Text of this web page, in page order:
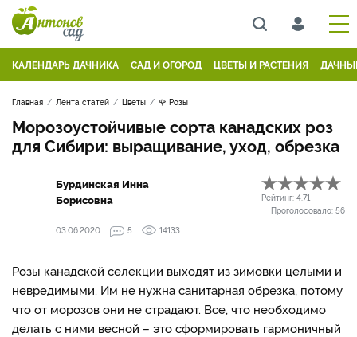
КАЛЕНДАРЬ ДАЧНИКА САД И ОГОРОД ЦВЕТЫ И РАСТЕНИЯ
Главная Лента статей Цветы 🌹 Розы
Морозоустойчивые сорта канадских роз
для Сибири: выращивание, уход, обрезка
Бурдинская Инна
Борисовна
Рейтинг: 4.71
Проголосовало: 56
03.06.2020
5 14133
Розы канадской селекции выходят из зимовки целыми и
невредимыми. Им не нужна санитарная обрезка, потому
что от морозов они не страдают. Все, что необходимо
делать с ними весной – это сформировать гармоничный